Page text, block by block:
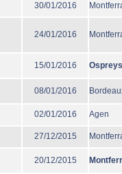
30/01/2016
24/01/2016
15/01/2016 Ospreys
08/01/2016
02/01/2016 Agen
27/12/2015
20/12/2015